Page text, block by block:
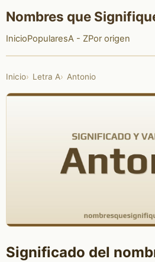
Nombres que
InicioPopularesA - ZPor origen
Inicio Letra A Antonio
Significado del